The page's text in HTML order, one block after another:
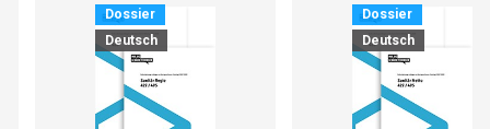
Dossier
Deutsch
Dossier
Deutsch